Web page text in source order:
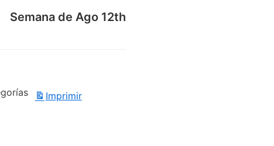
Semana de Ago 12th
Imprimir